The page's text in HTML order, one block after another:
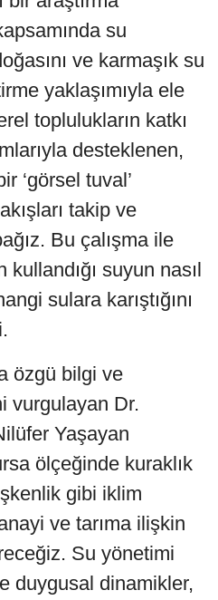
su
ve karmaşık su
yaklaşımıyla ele
toplulukların katkı
desteklenen,
‘görsel tuval’
takip ve
Bu çalışma ile
suyun nasıl
sulara karıştığını
özgü bilgi ve
vurgulayan Dr.
Yaşayan
ölçeğinde kuraklık
gibi iklim
ve tarıma ilişkin
Su yönetimi
duygusal dinamikler,